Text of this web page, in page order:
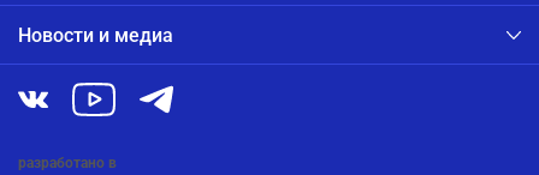
Новости и медиа
разработано в